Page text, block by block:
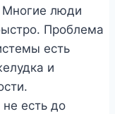
Многие люди
Проблема
есть
и
есть до